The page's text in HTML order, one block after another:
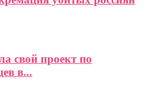
свой проект по
в...